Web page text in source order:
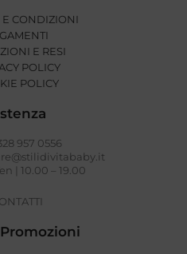
E CONDIZIONI
E RESI
POLICY
POLICY
957 0556
| 10.00 – 19.00